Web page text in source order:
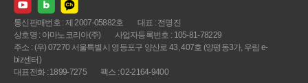
통신판매번호 : 제 2007-05882호
대표 : 전명진
상호명 : 아마노코리아(주)
사업자등록번호 : 105-81-78229
주소 : (우) 07270 서울특별시 영등포구 양산로 43, 407호 (양평동3가, 우림 e-
biz센터)
대표전화 : 1899-7275
팩스 : 02-2164-9400